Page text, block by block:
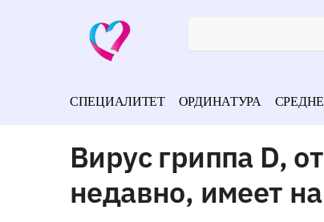
СПЕЦИАЛИТЕТ ОРДИНАТУРА
Вирус гриппа D,
недавно, имеет